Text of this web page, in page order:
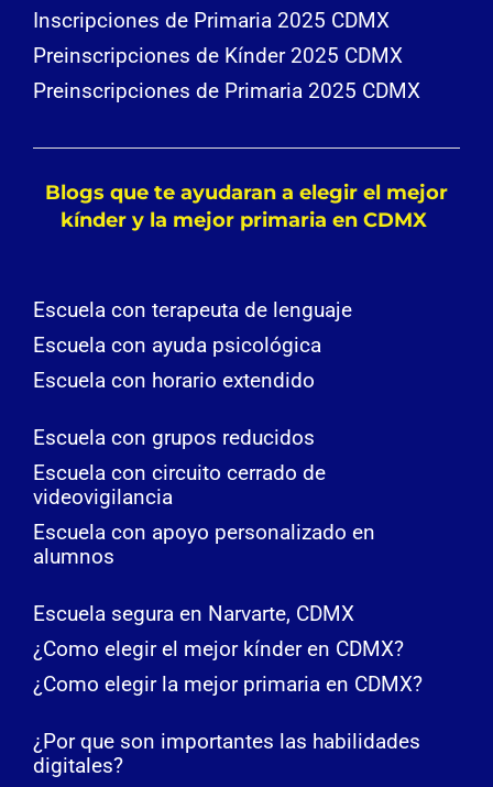
Inscripciones de Primaria 2025 CDMX
Preinscripciones de Kínder 2025 CDMX
Preinscripciones de Primaria 2025 CDMX
Blogs que te ayudaran a elegir el mejor
kínder y la mejor primaria en CDMX
Escuela con terapeuta de lenguaje
Escuela con ayuda psicológica
Escuela con horario extendido
Escuela con grupos reducidos
Escuela con circuito cerrado de
videovigilancia
Escuela con apoyo personalizado en
alumnos
Escuela segura en Narvarte, CDMX
¿Como elegir el mejor kínder en CDMX?
¿Como elegir la mejor primaria en CDMX?
¿Por que son importantes las habilidades
digitales?